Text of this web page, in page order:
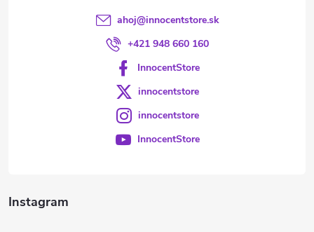
Instagram
ahoj@innocentstore.sk
+421 948 660 160
InnocentStore
innocentstore
innocentstore
InnocentStore